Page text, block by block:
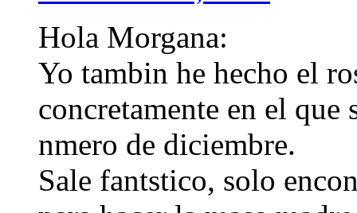
Hola Morgana:
Yo tambin he hecho el
concretamente en el
nmero de diciembre.
Sale fantstico, solo